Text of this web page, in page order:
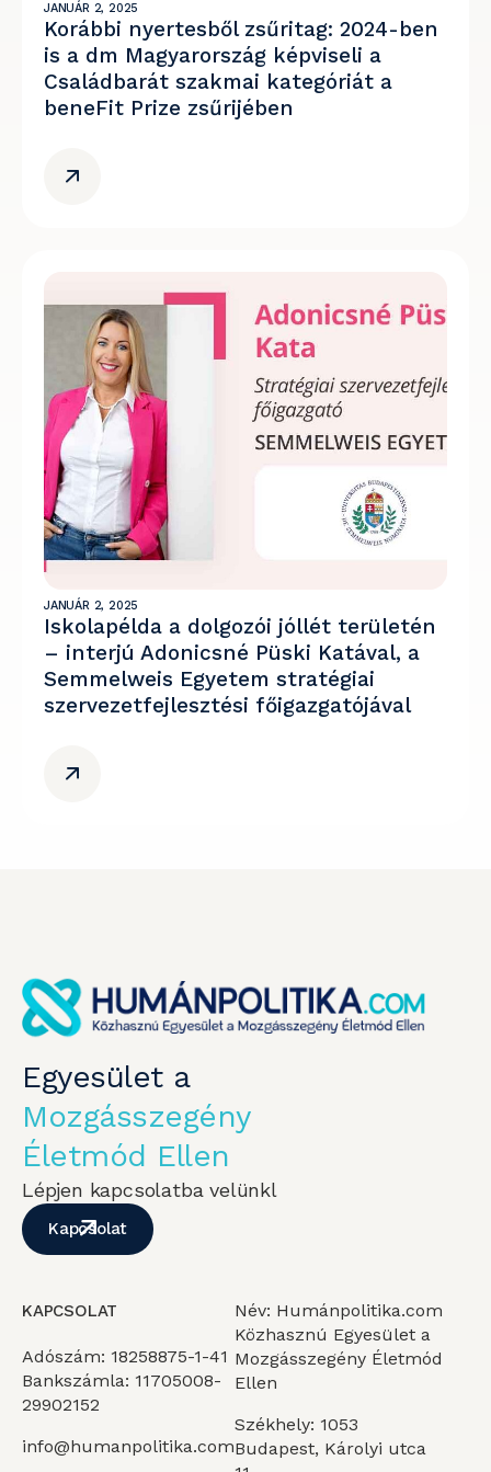
JANUÁR 2, 2025
Korábbi nyertesből zsűritag: 2024-ben
is a dm Magyarország képviseli a
Családbarát szakmai kategóriát a
beneFit Prize zsűrijében
JANUÁR 2, 2025
Iskolapélda a dolgozói jóllét területén
– interjú Adonicsné Püski Katával, a
Semmelweis Egyetem stratégiai
szervezetfejlesztési főigazgatójával
Egyesület a
Mozgásszegény
Életmód Ellen
Lépjen kapcsolatba velünkl
Kapcsolat
KAPCSOLAT
Adószám: 18258875-1-41
Bankszámla: 11705008-
29902152
info@humanpolitika.com
Név: Humánpolitika.com
Közhasznú Egyesület a
Mozgásszegény Életmód
Ellen
Székhely: 1053
Budapest, Károlyi utca